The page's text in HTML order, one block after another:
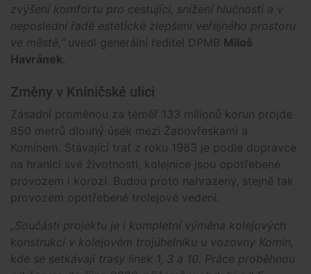
zvýšení komfortu pro cestující, snížení hlučnosti a v
neposlední řadě estetické zlepšení veřejného prostoru
ve městě," uvedl generální ředitel DPMB Miloš
Havránek.
Změny v Kníničské ulici
Zásadní proměnou za téměř 133 milionů korun projde
850 metrů dlouhý úsek mezi Žabovřeskami a
Komínem. Stávající trať z roku 1983 je podle dopravce
na hranici své životnosti, kolejnice jsou opotřebené
provozem i korozí. Budou proto nahrazeny, stejně tak
provozem opotřebené trolejové vedení.
„Součástí projektu je i kompletní výměna kolejových
konstrukcí v kolejovém trojúhelníku u vozovny Komín,
kde se setkávají trasy linek 1, 3 a 10. Práce proběhnou